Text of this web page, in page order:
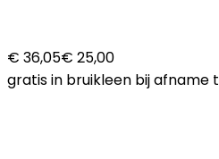
€ 36,05€ 25,00
gratis in bruikleen bij afname